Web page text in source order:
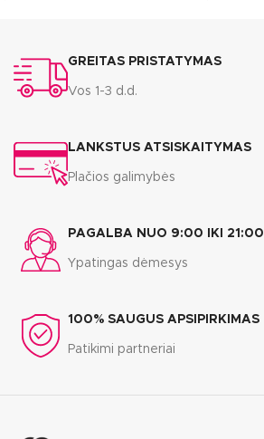
GREITAS PRISTATYMAS
Vos 1-3 d.d.
LANKSTUS ATSISKAITYMAS
Plačios galimybės
PAGALBA NUO 9:00 IKI 21:00
Ypatingas dėmesys
100% SAUGUS APSIPIRKIMAS
Patikimi partneriai